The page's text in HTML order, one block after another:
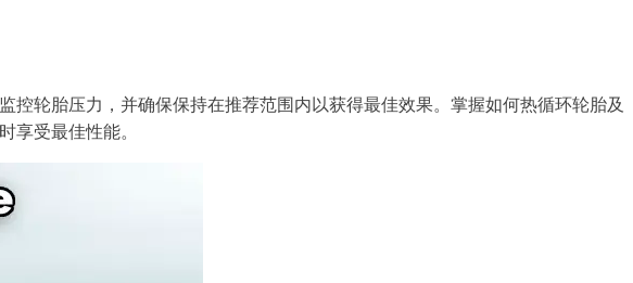
轮胎压力，并确保保持在推荐范围内以获得最佳效果。掌握如何热循环轮胎及
享受最佳性能。